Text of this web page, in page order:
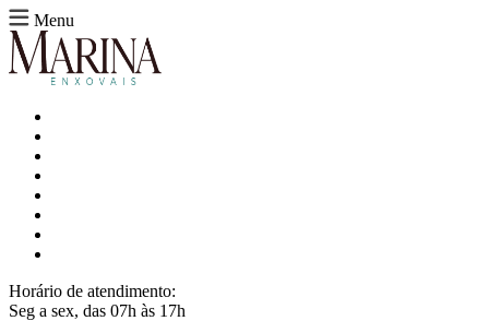
Menu
Horário de atendimento:
Seg a sex, das 07h às 17h